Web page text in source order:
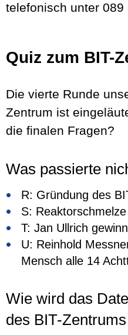
telefonisch unter 089
Quiz zum BIT-
Die vierte Runde
Zentrum ist
die finalen Fragen?
Was passierte
R: Gründung des
S:
T: Jan Ullrich
U: Reinhold
Mensch alle 14
Wie wird das
des BIT-